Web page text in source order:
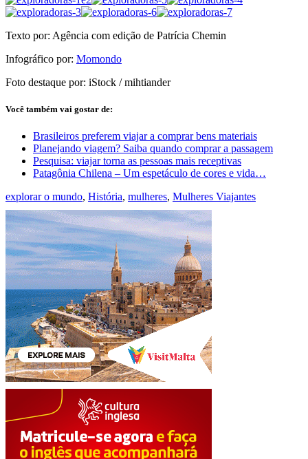
Texto por: Agência com edição de Patrícia Chemin
Infográfico por: Momondo
Foto destaque por: iStock / mihtiander
Você também vai gostar de:
Brasileiros preferem viajar a comprar bens materiais
Planejando viagem? Saiba quando comprar a passagem
Pesquisa: viajar torna as pessoas mais receptivas
Patagônia Chilena – Um espetáculo de cores e vida…
explorar o mundo, História, mulheres, Mulheres Viajantes